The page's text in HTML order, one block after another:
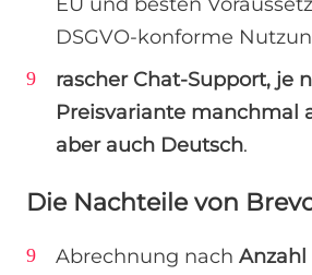
DSGVO-konforme
rascher Chat-Support, je
Preisvariante manchmal
aber auch Deutsch.
Die Nachteile von
Abrechnung nach